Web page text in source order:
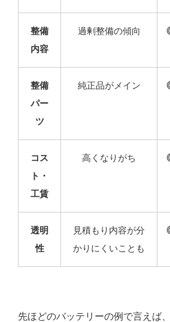
整備
内容
過剰整備の傾向
整備
パー
ツ
純正品がメイン
コス
ト・
工賃
高くなりがち
透明
性
見積もり内容が分
かりにくいことも
先ほどのバッテリーの例で言えば